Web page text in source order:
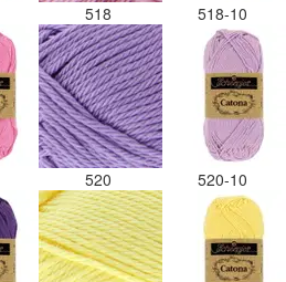
518 518-10
520 520-10